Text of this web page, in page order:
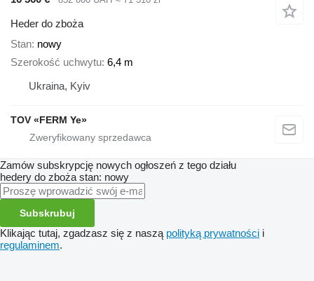
Heder do zboża
Stan nowy
Szerokość uchwytu 6,4 m
Ukraina, Kyiv
TOV «FERM Ye»
Zamów subskrypcję nowych ogłoszeń z tego działu
hedery do zboża stan: nowy
Subskrubuj
Klikając tutaj, zgadzasz się z naszą polityką prywatności i
regulaminem.